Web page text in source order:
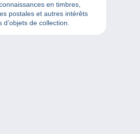
en timbres,
postales et autres intérêts
de collection.